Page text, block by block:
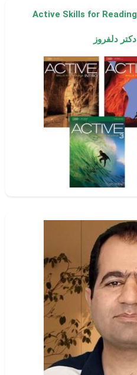
Active Skills for Reading
دکتر دلفروز